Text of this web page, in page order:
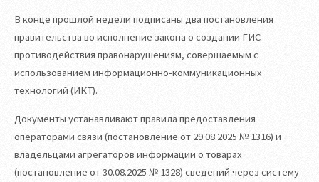
В конце прошлой недели подписаны два постановления
правительства во исполнение закона о создании ГИС
противодействия правонарушениям, совершаемым с
использованием информационно-коммуникационных
технологий (ИКТ).
Документы устанавливают правила предоставления
операторами связи (постановление от 29.08.2025 № 1316) и
владельцами агрегаторов информации о товарах
(постановление от 30.08.2025 № 1328) сведений через систему